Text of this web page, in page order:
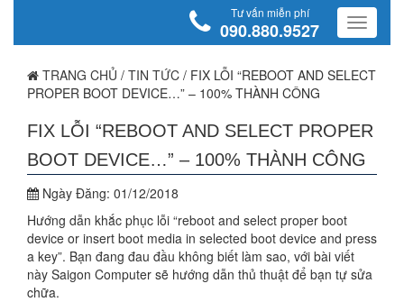
Tư vấn miễn phí
090.880.9527
TRANG CHỦ / TIN TỨC / FIX LỖI “REBOOT AND SELECT
PROPER BOOT DEVICE…” – 100% THÀNH CÔNG
FIX LỖI “REBOOT AND SELECT PROPER
BOOT DEVICE…” – 100% THÀNH CÔNG
Ngày Đăng: 01/12/2018
Hướng dẫn khắc phục lỗi “reboot and select proper boot
device or insert boot media in selected boot device and press
a key”. Bạn đang đau đầu không biết làm sao, với bài viết
này Saigon Computer sẽ hướng dẫn thủ thuật để bạn tự sửa
chữa.